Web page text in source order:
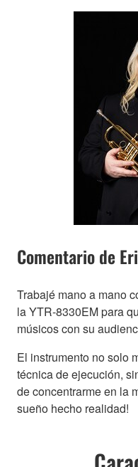
Comentario de
Trabajé mano a mano
la YTR-8330EM para
músicos con su
El instrumento no solo
técnica de ejecución,
de concentrarme en la
sueño hecho realidad!